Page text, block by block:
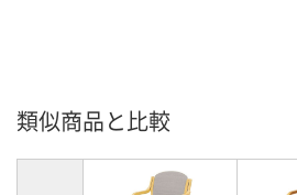
類似商品と比較